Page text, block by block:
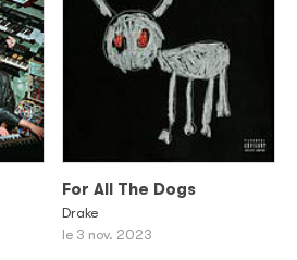
For All The Dogs
Drake
le 3 nov. 2023